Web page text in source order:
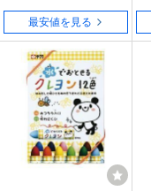
最安値を見る